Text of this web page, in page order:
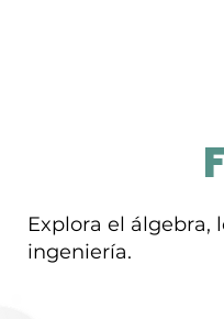
Explora el álgebra,
ingeniería.